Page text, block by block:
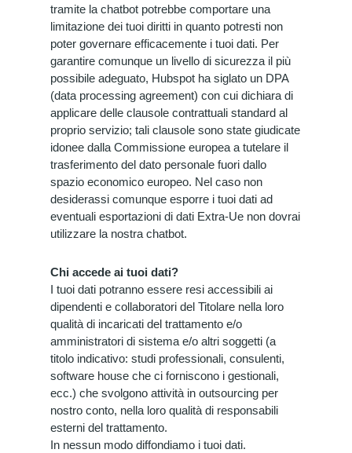
tramite la chatbot potrebbe comportare una
limitazione dei tuoi diritti in quanto potresti non
poter governare efficacemente i tuoi dati. Per
garantire comunque un livello di sicurezza il più
possibile adeguato, Hubspot ha siglato un DPA
(data processing agreement) con cui dichiara di
applicare delle clausole contrattuali standard al
proprio servizio; tali clausole sono state giudicate
idonee dalla Commissione europea a tutelare il
trasferimento del dato personale fuori dallo
spazio economico europeo. Nel caso non
desiderassi comunque esporre i tuoi dati ad
eventuali esportazioni di dati Extra-Ue non dovrai
utilizzare la nostra chatbot.
Chi accede ai tuoi dati?
I tuoi dati potranno essere resi accessibili ai
dipendenti e collaboratori del Titolare nella loro
qualità di incaricati del trattamento e/o
amministratori di sistema e/o altri soggetti (a
titolo indicativo: studi professionali, consulenti,
software house che ci forniscono i gestionali,
ecc.) che svolgono attività in outsourcing per
nostro conto, nella loro qualità di responsabili
esterni del trattamento.
In nessun modo diffondiamo i tuoi dati.